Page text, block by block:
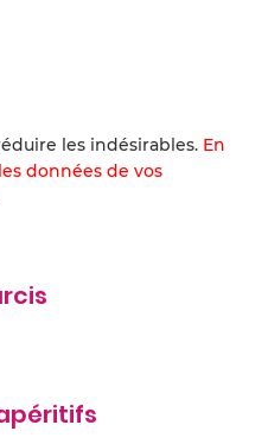
les indésirables. En
données de vos